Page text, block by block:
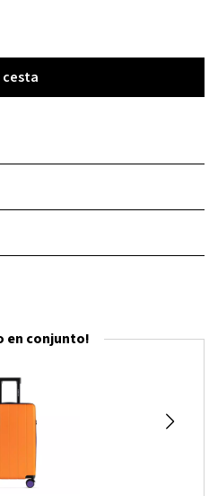
cesta
cesta
en conjunto!